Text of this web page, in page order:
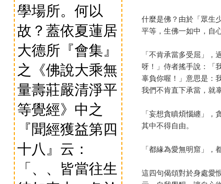
學場所。何以
故？蓋依夏蓮居
大德所『會集』
之《佛說大乘無
量壽莊嚴清淨平
等覺經》中之
『聞經獲益第四
十八』云：
「、、皆當往生
什麼是佛？由於「眾生
平等，生佛一如中，自
「不肯承當多受屈」
呀！」侍者搖手說：「
辜負你喔！」意思是：
我們不肯直下承當，就
「妄想貪瞋煩惱纏」
其中不得自由。
「都緣為愛無明窟」
這四句偈頌對於身處愛